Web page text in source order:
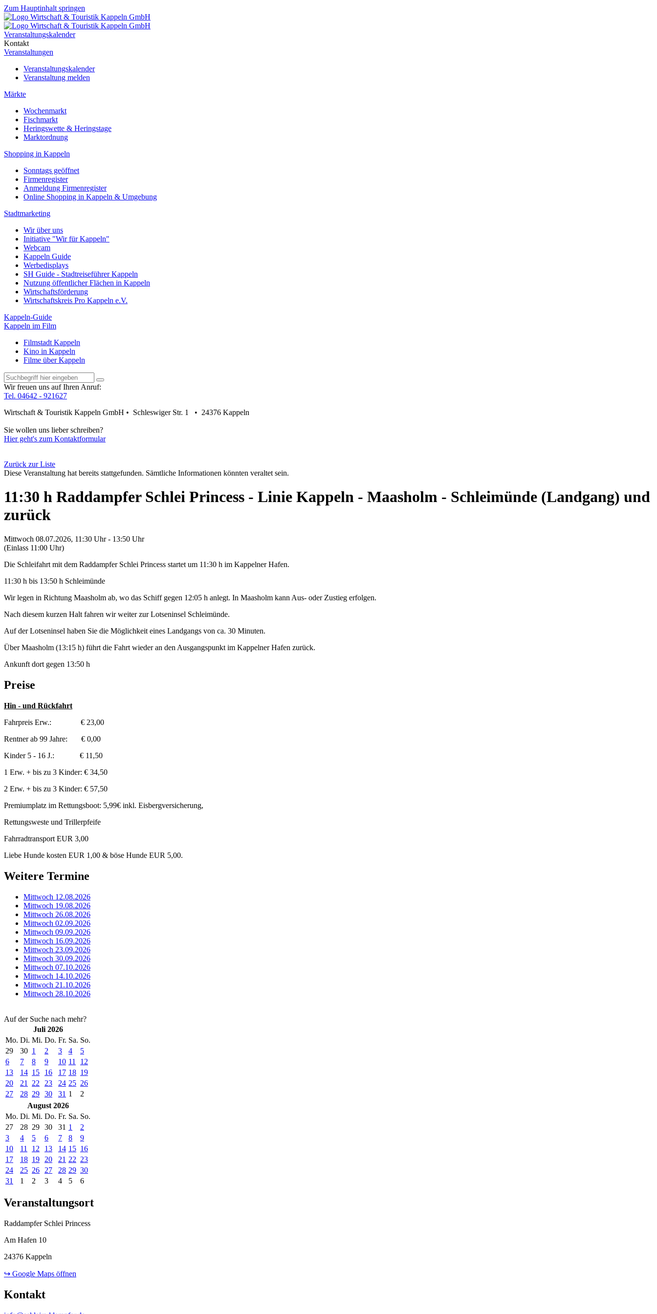
Zum Hauptinhalt springen
Veranstaltungskalender
Kontakt
Veranstaltungen
Veranstaltungskalender
Veranstaltung melden
Märkte
Wochenmarkt
Fischmarkt
Heringswette & Heringstage
Marktordnung
Shopping in Kappeln
Sonntags geöffnet
Firmenregister
Anmeldung Firmenregister
Online Shopping in Kappeln & Umgebung
Stadtmarketing
Wir über uns
Initiative "Wir für Kappeln"
Webcam
Kappeln Guide
Werbedisplays
SH Guide - Stadtreiseführer Kappeln
Nutzung öffentlicher Flächen in Kappeln
Wirtschaftsförderung
Wirtschaftskreis Pro Kappeln e.V.
Kappeln-Guide
Kappeln im Film
Filmstadt Kappeln
Kino in Kappeln
Filme über Kappeln
Wir freuen uns auf Ihren Anruf:
Tel. 04642 - 921627
Wirtschaft & Touristik Kappeln GmbH • Schleswiger Str. 1 • 24376 Kappeln
Sie wollen uns lieber schreiben?
Hier geht's zum Kontaktformular
Zurück zur Liste
Diese Veranstaltung hat bereits stattgefunden. Sämtliche Informationen könnten veraltet sein.
11:30 h Raddampfer Schlei Princess - Linie Kappeln - Maasholm - Schleimünde (Landgang) und
zurück
Mittwoch 08.07.2026, 11:30 Uhr - 13:50 Uhr
(Einlass 11:00 Uhr)
Die Schleifahrt mit dem Raddampfer Schlei Princess startet um 11:30 h im Kappelner Hafen.
11:30 h bis 13:50 h Schleimünde
Wir legen in Richtung Maasholm ab, wo das Schiff gegen 12:05 h anlegt. In Maasholm kann Aus- oder Zustieg erfolgen.
Nach diesem kurzen Halt fahren wir weiter zur Lotseninsel Schleimünde.
Auf der Lotseninsel haben Sie die Möglichkeit eines Landgangs von ca. 30 Minuten.
Über Maasholm (13:15 h) führt die Fahrt wieder an den Ausgangspunkt im Kappelner Hafen zurück.
Ankunft dort gegen 13:50 h
Preise
Hin - und Rückfahrt
Fahrpreis Erw.: € 23,00
Rentner ab 99 Jahre: € 0,00
Kinder 5 - 16 J.: € 11,50
1 Erw. + bis zu 3 Kinder: € 34,50
2 Erw. + bis zu 3 Kinder: € 57,50
Premiumplatz im Rettungsboot: 5,99€ inkl. Eisbergversicherung,
Rettungsweste und Trillerpfeife
Fahrradtransport EUR 3,00
Liebe Hunde kosten EUR 1,00 & böse Hunde EUR 5,00.
Weitere Termine
Mittwoch 12.08.2026
Mittwoch 19.08.2026
Mittwoch 26.08.2026
Mittwoch 02.09.2026
Mittwoch 09.09.2026
Mittwoch 16.09.2026
Mittwoch 23.09.2026
Mittwoch 30.09.2026
Mittwoch 07.10.2026
Mittwoch 14.10.2026
Mittwoch 21.10.2026
Mittwoch 28.10.2026
Auf der Suche nach mehr?
Juli 2026
Mo. Di. Mi. Do. Fr. Sa. So.
29
30 1 2 3 4
5
6
7 8 9 10 11
12
13
14 15 16 17 18 19
20
21 22 23 24 25 26
27
28 29 30 31 1
2
August 2026
Mo. Di. Mi. Do. Fr. Sa. So.
27
28 29 30 31 1
2
3
4 5 6 7 8
9
10
11 12 13 14 15 16
17
18 19 20 21 22 23
24
25 26 27 28 29 30
31
1 2 3 4 5 6
Veranstaltungsort
Raddampfer Schlei Princess
Am Hafen 10
24376 Kappeln
↪ Google Maps öffnen
Kontakt